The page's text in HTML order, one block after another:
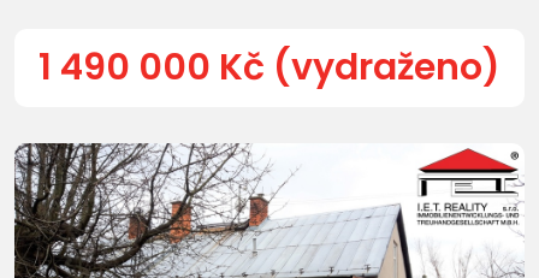
1 490 000 Kč (vydraženo)